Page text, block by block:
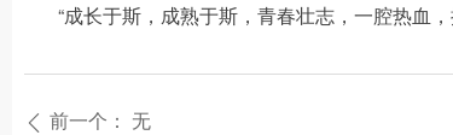
“成长于斯，成熟于斯，青春壮志，一腔热血
ꄴ 前一个： 无